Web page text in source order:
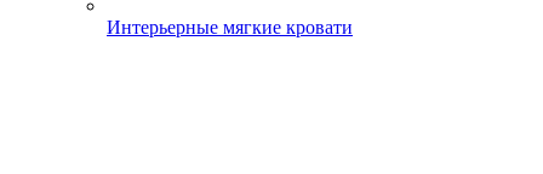
Интерьерные мягкие кровати